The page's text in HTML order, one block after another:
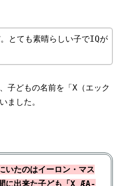
とても素晴らしい子でIQが
子どもの名前を「X（エック
ました。
いたのはイーロン・マス
に出来た子ども「X ÆA-